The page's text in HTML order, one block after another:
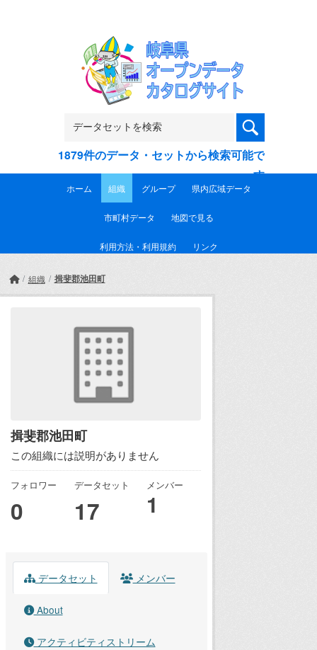
1879件のデータ・セットから検索可能で
す
ホーム 組織 グループ 県内広域データ
市町村データ 地図で見る
利用方法・利用規約 リンク
組織 揖斐郡池田町
揖斐郡池田町
この組織には説明がありません
フォロワー
0
データセット
17
メンバー
1
データセット メンバー
About
アクティビティストリーム